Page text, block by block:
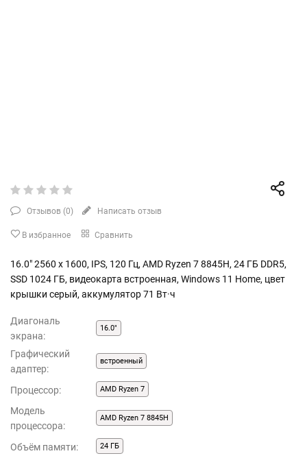
Отзывов (0) Написать отзыв
В избранное Сравнить
16.0" 2560 x 1600, IPS, 120 Гц, AMD Ryzen 7 8845H, 24 ГБ DDR5,
SSD 1024 ГБ, видеокарта встроенная, Windows 11 Home, цвет
крышки серый, аккумулятор 71 Вт·ч
Диагональ
экрана:
16.0"
Графический
адаптер:
встроенный
Процессор: AMD Ryzen 7
Модель
процессора:
AMD Ryzen 7 8845H
Объём памяти: 24 ГБ